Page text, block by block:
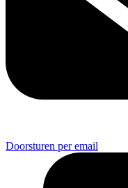
Doorsturen per email